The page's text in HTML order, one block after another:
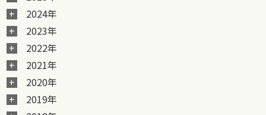
2024年
2023年
2022年
2021年
2020年
2019年